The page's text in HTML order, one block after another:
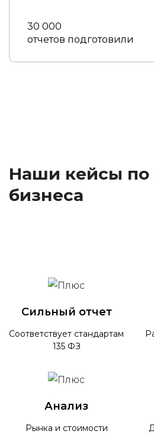
30 000
отчетов подготовили
Наши кейсы по
бизнеса
Сильный отчет
Соответствует стандартам
135 ФЗ
Анализ
Рынка и стоимости